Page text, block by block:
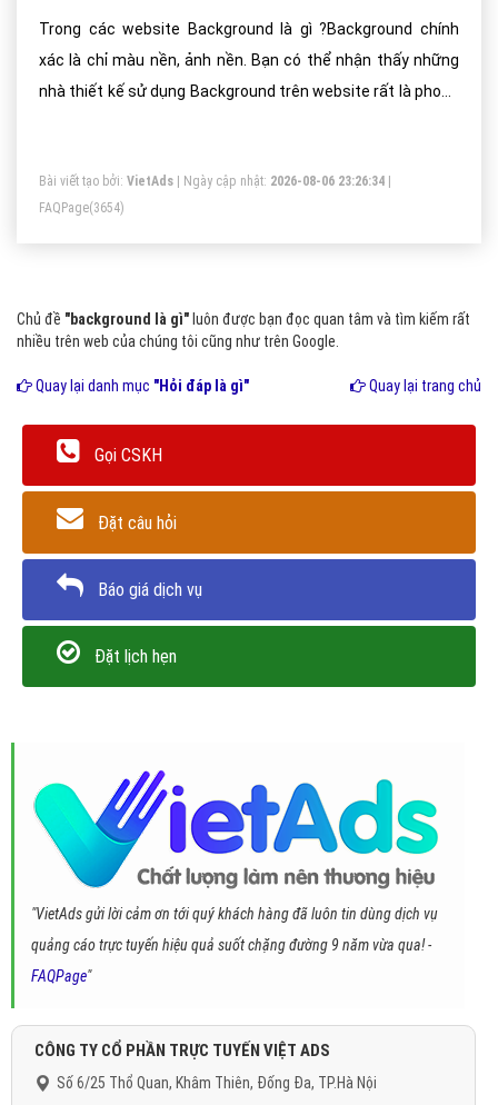
Trong các website Background là gì ?Background chính
xác là chỉ màu nền, ảnh nền. Bạn có thể nhận thấy những
nhà thiết kế sử dụng Background trên website rất là phong
làm Background cho toàn bộ website, thay thế cho nền
trắng mặc định ban đầu. Đây là một trong những thuộc
tính rất là quan trọng của website mà bạn cần nắm vững
hình ả
Bài viết tạo bởi: VietAds | Ngày cập nhật: 2026-08-06 23:26:34
FAQPage(3654)
Chủ đề "background là gì" luôn được bạn đọc quan tâm và tìm kiếm rất
nhiều trên web của chúng tôi cũng như trên Google.
Quay lại danh mục "Hỏi đáp là gì" Quay lại trang chủ
Gọi CSKH
Đặt câu hỏi
Báo giá dịch vụ
Đặt lịch hẹn
"VietAds gửi lời cảm ơn tới quý khách hàng đã luôn tin dùng dịch vụ
quảng cáo trực tuyến hiệu quả suốt chặng đường 9 năm vừa qua! -
FAQPage"
CÔNG TY CỔ PHẦN TRỰC TUYẾN VIỆT ADS
Số 6/25 Thổ Quan, Khâm Thiên, Đống Đa, TP.Hà Nội